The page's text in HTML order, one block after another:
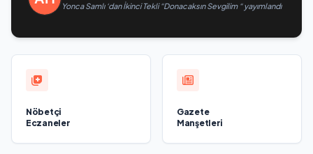
Yonca Samlı ‘dan İkinci Tekli “Donacaksın Sevgilim “ yayımlandı
Nöbetçi
Eczaneler
Gazete
Manşetleri